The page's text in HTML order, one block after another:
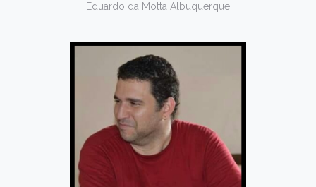
Eduardo da Motta Albuquerque